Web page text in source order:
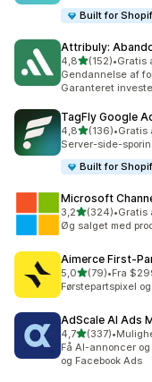
Built for
Attribuly:
4,8ud af 5 stjerner
(152)
152 anmeldelser i
•Gratis
Gendannelse af
Garanteret
TagFly Google
4,8ud af 5 stjerner
(136)
136 anmeldelser i
•Gratis
Server-side-
Built for
Microsoft
3,2ud af 5 stjerner
(324)
324 anmeldelser i
•Gratis
Øg salget med
Aimerce
5,0ud af 5 stjerner
(79)
79 anmeldelser i
•Fra
Førstepartspixel
AdScale AI Ads
4,7ud af 5 stjerner
(337)
337 anmeldelser i
•
Få AI-annoncer
og Facebook Ads